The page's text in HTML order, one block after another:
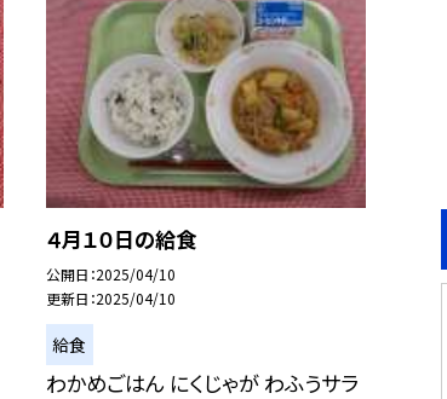
４月１０日の給食
公開日 2025/04/10
更新日 2025/04/10
給食
わかめごはん にくじゃが わふうサラ